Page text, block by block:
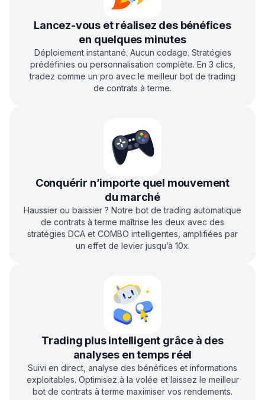
Lancez-vous et réalisez des bénéfices
en quelques minutes
Déploiement instantané. Aucun codage. Stratégies
prédéfinies ou personnalisation complète. En 3 clics,
tradez comme un pro avec le meilleur bot de trading
de contrats à terme.
Conquérir n’importe quel mouvement
du marché
Haussier ou baissier ? Notre bot de trading automatique
de contrats à terme maîtrise les deux avec des
stratégies DCA et COMBO intelligentes, amplifiées par
un effet de levier jusqu’à 10x.
Trading plus intelligent grâce à des
analyses en temps réel
Suivi en direct, analyse des bénéfices et informations
exploitables. Optimisez à la volée et laissez le meilleur
bot de contrats à terme maximiser vos rendements.